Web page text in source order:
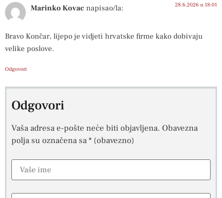
Marinko Kovac napisao/la: 28.6.2026 u 18:01
Bravo Končar, lijepo je vidjeti hrvatske firme kako dobivaju
velike poslove.
Odgovori
Odgovori
Vaša adresa e-pošte neće biti objavljena. Obavezna
polja su označena sa* (obavezno)